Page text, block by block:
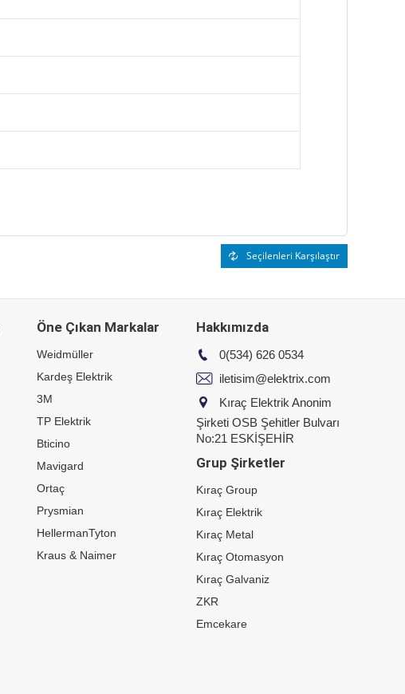
Seçilenleri Karşılaştır
Öne Çıkan Markalar
Weidmüller
Kardeş Elektrik
3M
TP Elektrik
Bticino
Mavigard
Ortaç
Prysmian
HellermanTyton
Kraus & Naimer
Hakkımızda
0(534) 626 0534
iletisim@elektrix.com
Kıraç Elektrik Anonim
Şirketi OSB Şehitler Bulvarı
No:21 ESKİŞEHİR
Grup Şirketler
Kıraç Group
Kıraç Elektrik
Kıraç Metal
Kıraç Otomasyon
Kıraç Galvaniz
ZKR
Emcekare